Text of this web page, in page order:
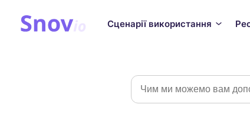
Сценарії використання
Пошук